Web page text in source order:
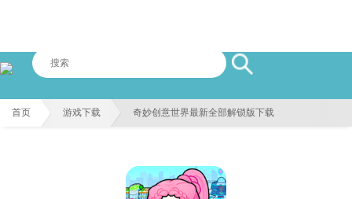
首页 游戏下载 奇妙创意世界最新全部解锁版下载